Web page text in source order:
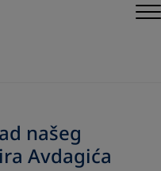
našeg
Avdagića